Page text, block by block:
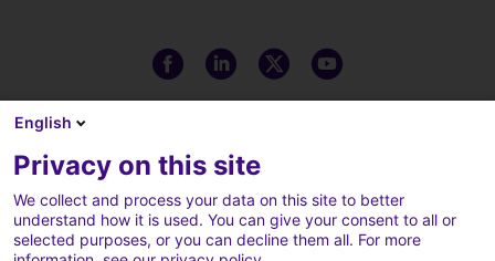
English
Privacy on this site
We collect and process your data on this site to better
understand how it is used. You can give your consent to all or
selected purposes, or you can decline them all. For more